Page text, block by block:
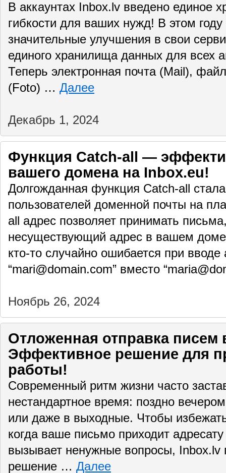
В аккаунтах Inbox.lv введено единое
гибкости для ваших нужд! В этом
значительные улучшения в свои
единого хранилища данных для всех
Теперь электронная почта (Mail),
(Foto) … Далее
Декабрь 1, 2024
Функция Catch-all —
вашего домена на Inbox.eu!
Долгожданная функция Catch-all
пользователей доменной почты на
all адрес позволяет принимать
несуществующий адрес в вашем
кто-то случайно ошибается при
“mari@domain.com” вместо
Ноябрь 26, 2024
Отложенная отправка писем
Эффективное решение для
работы!
Современный ритм жизни часто
нестандартное время: поздно
или даже в выходные. Чтобы
когда ваше письмо приходит
вызывает ненужные вопросы, Inbox.lv
решение … Далее